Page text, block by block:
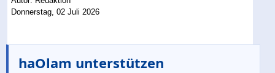
Donnerstag, 02 Juli 2026
haOlam unterstützen